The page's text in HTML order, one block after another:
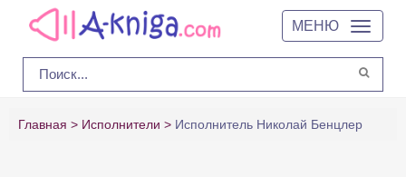
МЕНЮ
Главная Исполнители Исполнитель Николай Бенцлер